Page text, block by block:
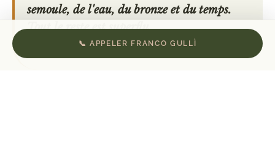
semoule, de l'eau, du bronze et du temps.
Tout le reste est superflu.
📞 APPELER FRANCO GULLÌ